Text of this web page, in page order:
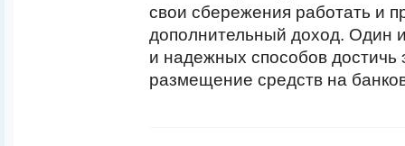
свои сбережения работать и
дополнительный доход. Один
и надежных способов достичь
размещение средств на